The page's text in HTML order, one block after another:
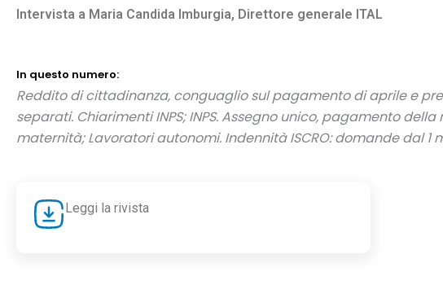
Intervista a Maria Candida Imburgia, Direttore generale ITAL
In questo numero:
Reddito di cittadinanza, conguaglio sulpagamento di aprile e
separati. Chiarimenti INPS; INPS. Assegno unico, pagamentodella
maternità; Lavoratori autonomi. Indennità ISCRO:domande dal 1
Leggi la rivista